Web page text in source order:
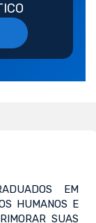
EM
HUMANOS E
SUAS